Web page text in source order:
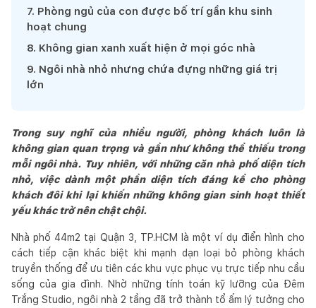
7. Phòng ngủ của con được bố trí gần khu sinh
hoạt chung
8. Không gian xanh xuất hiện ở mọi góc nhà
9. Ngôi nhà nhỏ nhưng chứa đựng những giá trị
lớn
Trong suy nghĩ của nhiều người, phòng khách luôn là
không gian quan trọng và gần như không thể thiếu trong
mỗi ngôi nhà. Tuy nhiên, với những căn nhà phố diện tích
nhỏ, việc dành một phần diện tích đáng kể cho phòng
khách đôi khi lại khiến những không gian sinh hoạt thiết
yếu khác trở nên chật chội.
Nhà phố 44m2 tại Quận 3, TP.HCM là một ví dụ điển hình cho
cách tiếp cận khác biệt khi mạnh dạn loại bỏ phòng khách
truyền thống để ưu tiên các khu vực phục vụ trực tiếp nhu cầu
sống của gia đình. Nhờ những tính toán kỹ lưỡng của Đêm
Trắng Studio, ngôi nhà 2 tầng đã trở thành tổ ấm lý tưởng cho